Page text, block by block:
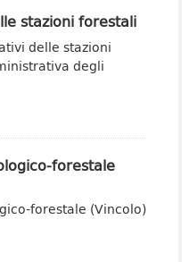
stazioni forestali
delle stazioni
degli
forestale
forestale (Vincolo)